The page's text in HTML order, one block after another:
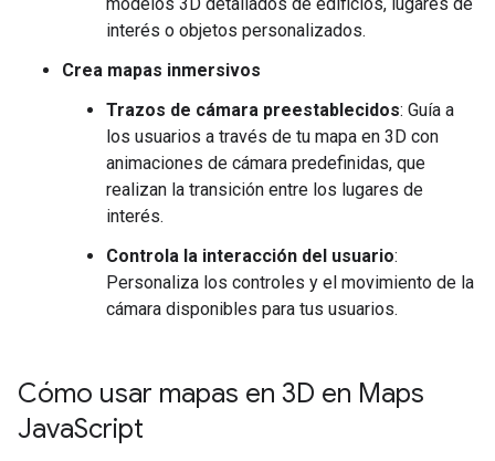
interés o objetos personalizados.
Crea mapas inmersivos
Trazos de cámara preestablecidos: Guía a
los usuarios a través de tu mapa en 3D con
animaciones de cámara predefinidas, que
realizan la transición entre los lugares de
interés.
Controla la interacción del usuario:
Personaliza los controles y el movimiento de la
cámara disponibles para tus usuarios.
Cómo usar mapas en 3D en Maps
JavaScript